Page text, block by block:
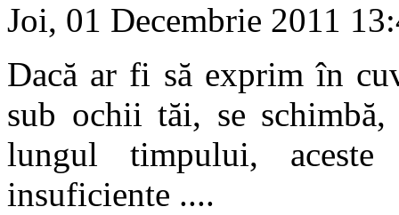
Joi, 01 Decembrie 2011
Dacă ar fi să exprim în
sub ochii tăi, se schimbă,
lungul timpului,
insuficiente ....